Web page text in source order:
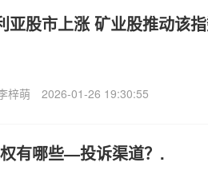
亚股市上涨 矿业股推动该
梓萌 2026-01-26 19:30:55
有哪些—投诉渠道？.